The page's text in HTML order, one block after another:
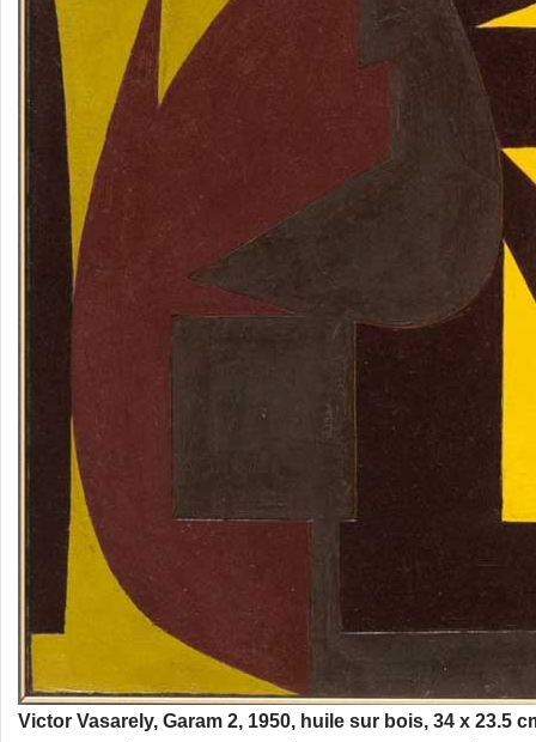
Victor Vasarely, Garam 2, 1950, huile sur bois, 34 x 23.5